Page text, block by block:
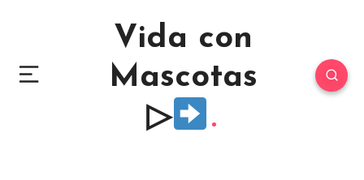
Vida con
Mascotas
▷